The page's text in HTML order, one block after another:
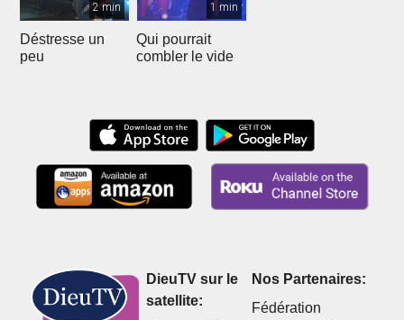
2 min
Déstresse un
peu
1 min
Qui pourrait
combler le vide
DieuTV sur le
satellite:
Nos Partenaires:
Fédération